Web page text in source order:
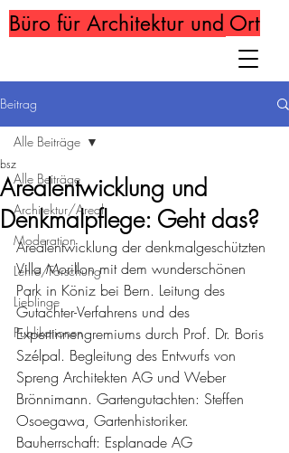
Büro für Architektur und Ort
Beitrag
Alle Beiträge
Architektur/Areal
Moderation
Lehre/Forschung
Lieblinge
Publikationen
Alle Beiträge
Arealentwicklung und
Denkmalpflege: Geht das?
bsz
Arealentwicklung der denkmalgeschützten
Villa Morillon mit dem wunderschönen
Park in Köniz bei Bern. Leitung des
Gutachter-Verfahrens und des
Expertinnengremiums durch Prof. Dr. Boris
Szélpal. Begleitung des Entwurfs von
Spreng Architekten AG und Weber
Brönnimann. Gartengutachten: Steffen
Osoegawa, Gartenhistoriker.
Bauherrschaft: Esplanade AG